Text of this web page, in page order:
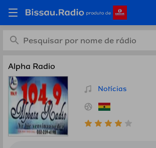
Ouça Alpha Radio,
em Bissau.Radio
Alpha Radio
Notícias